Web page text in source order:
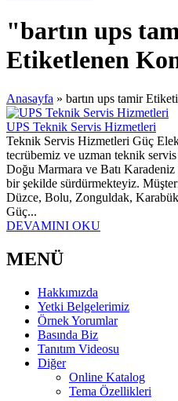
"bartın ups
Etiketlenen
Anasayfa » bartın ups tamir Etiketi
UPS Teknik Servis Hizmetleri
Teknik Servis Hizmetleri Güç
tecrübemiz ve uzman teknik
Doğu Marmara ve Batı
bir şekilde sürdürmekteyiz.
Düzce, Bolu, Zonguldak,
Güç...
DEVAMINI OKU
MENÜ
Hakkımızda
Yetki Belgelerimiz
Örnek Yorumlar
Basında Biz
Tanıtım Videosu
Diğer
Online Katalog
Tema Özellikleri